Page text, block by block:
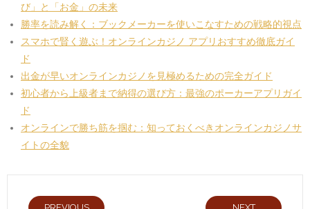
び」と「お金」の未来
勝率を読み解く：ブックメーカーを使いこなすための戦略的視点
スマホで賢く遊ぶ！オンラインカジノ アプリおすすめ徹底ガイ
ド
出金が早いオンラインカジノを見極めるための完全ガイド
初心者から上級者まで納得の選び方：最強のポーカーアプリガイ
ド
オンラインで勝ち筋を掴む：知っておくべきオンラインカジノサ
イトの全貌